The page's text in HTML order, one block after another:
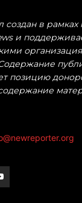
в рамках
и
позицию